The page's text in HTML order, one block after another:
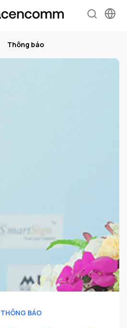
Thông báo
THÔNG BÁO